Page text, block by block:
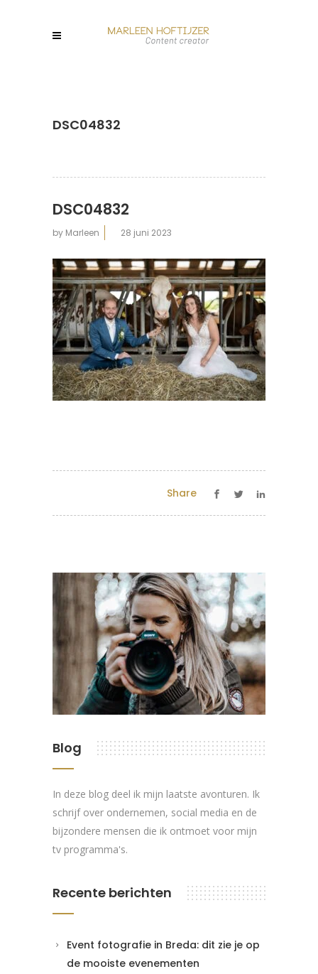
DSC04832
DSC04832
by Marleen 28 juni 2023
Share
Blog
In deze blog deel ik mijn laatste avonturen. Ik
schrijf over ondernemen, social media en de
bijzondere mensen die ik ontmoet voor mijn
tv programma's.
Recente berichten
Event fotografie in Breda: dit zie je op
de mooiste evenementen